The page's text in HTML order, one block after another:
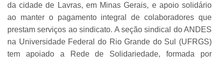
da cidade de Lavras, em Minas Gerais, e apoio solidário
ao manter o pagamento integral de colaboradores que
prestam serviços ao sindicato. A seção sindical do ANDES
na Universidade Federal do Rio Grande do Sul (UFRGS)
tem apoiado a Rede de Solidariedade, formada por